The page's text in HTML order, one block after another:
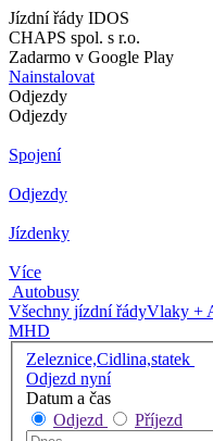
Jízdní řády IDOS
CHAPS spol. s r.o.
Zadarmo v Google Play
Nainstalovat
Odjezdy
Odjezdy
Spojení
Odjezdy
Jízdenky
Více
Autobusy
Všechny jízdní řádyVlaky +
MHD
Zeleznice,Cidlina,statek
Odjezd nyní
Datum a čas
Odjezd
Příjezd